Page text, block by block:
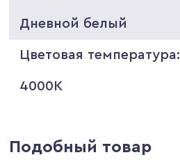
Дневной белый
Цветовая температура:
4000K
Подобный товар